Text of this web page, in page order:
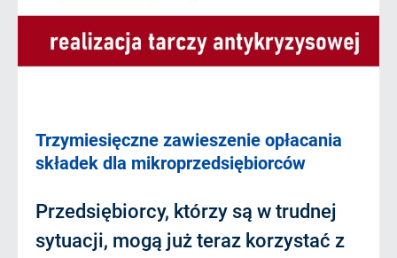
Trzymiesięczne zawieszenie opłacania
składek dla mikroprzedsiębiorców
Przedsiębiorcy, którzy są w trudnej
sytuacji, mogą już teraz korzystać z